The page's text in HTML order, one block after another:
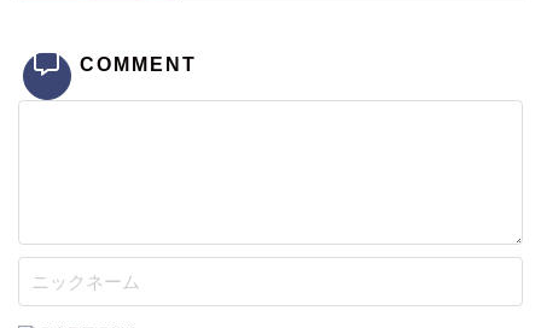
COMMENT